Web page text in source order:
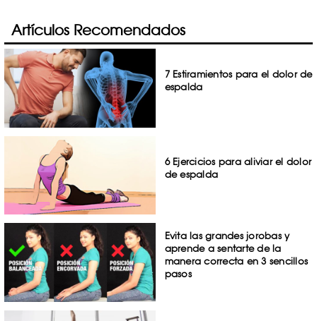
Artículos Recomendados
7 Estiramientos para el dolor de
espalda
6 Ejercicios para aliviar el dolor
de espalda
Evita las grandes jorobas y
aprende a sentarte de la
manera correcta en 3 sencillos
pasos